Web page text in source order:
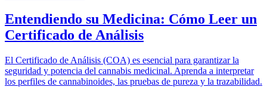
Entendiendo su Medicina: Cómo Leer un
Certificado de Análisis
El Certificado de Análisis (COA) es esencial para garantizar la
seguridad y potencia del cannabis medicinal. Aprenda a interpretar
los perfiles de cannabinoides, las pruebas de pureza y la trazabilidad.